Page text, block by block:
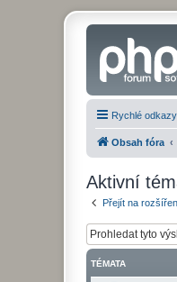
Rychlé odkazy
Obsah fóra
Aktivní
Přejít na
TÉMATA